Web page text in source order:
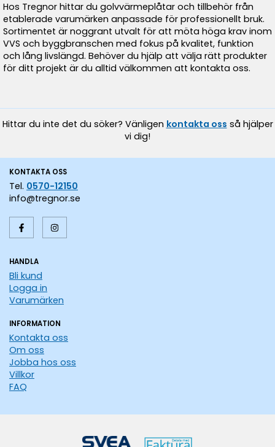
Hos Tregnor hittar du golvvärmeplåtar och tillbehör från
etablerade varumärken anpassade för professionellt bruk.
Sortimentet är noggrant utvalt för att möta höga krav inom
VVS och byggbranschen med fokus på kvalitet, funktion
och lång livslängd. Behöver du hjälp att välja rätt produkter
för ditt projekt är du alltid välkommen att kontakta oss.
Hittar du inte det du söker? Vänligen kontakta oss så hjälper
vi dig!
KONTAKTA OSS
Tel. 0570-12150
info@tregnor.se
HANDLA
Bli kund
Logga in
Varumärken
INFORMATION
Kontakta oss
Om oss
Jobba hos oss
Villkor
FAQ